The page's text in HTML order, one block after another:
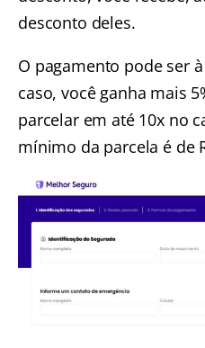
desconto deles.
O pagamento pode ser
caso, você ganha mais
parcelar em até 10x no
mínimo da parcela é de